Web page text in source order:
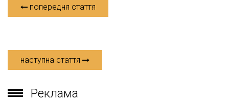
попередня стаття
наступна стаття
Реклама